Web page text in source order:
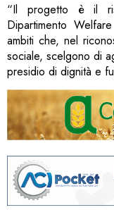
“Il progetto è il
Dipartimento
ambiti che, nel
sociale, scelgono di
presidio di dignità e